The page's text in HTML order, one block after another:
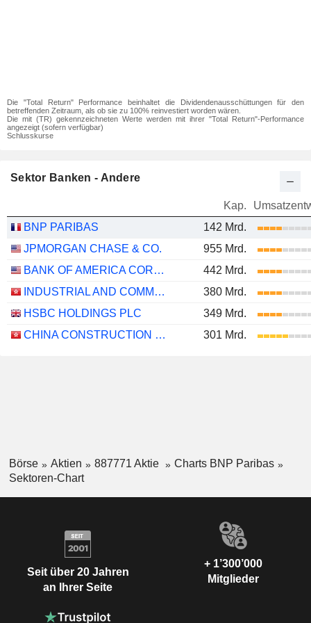
Die "Total Return" Performance beinhaltet die Dividendenausschüttungen für den
betreffenden Zeitraum, als ob sie zu 100% reinvestiert worden wären.
Die mit (TR) gekennzeichneten Werte werden mit ihrer "Total Return"-Performance
angezeigt (sofern verfügbar)
Schlusskurse
Sektor Banken - Andere
Kap.
BNP PARIBAS
142 Mrd.
JPMORGAN CHASE & CO.
955 Mrd.
BANK OF AMERICA CORPORATION
442 Mrd.
INDUSTRIAL AND COMMERCIAL BANK OF CHINA LIMITED
380 Mrd.
HSBC HOLDINGS PLC
349 Mrd.
CHINA CONSTRUCTION BANK CORPORATION
301 Mrd.
Börse Aktien 887771 Aktie
Charts BNP Paribas
Sektoren-Chart
Seit über 20 Jahren
an Ihrer Seite
+ 1’300’000
Mitglieder